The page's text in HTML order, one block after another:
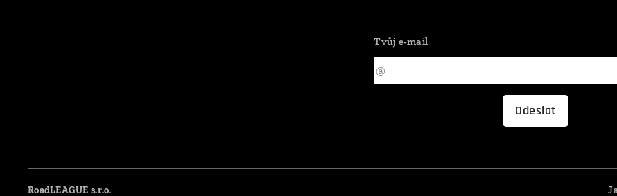
Tvůj e-mail
Odeslat
RoadLEAGUE s.r.o.